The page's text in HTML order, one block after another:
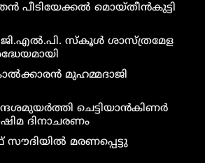
പീടിയേക്കൽ മൊയ്തീൻകുട്ടി
ജി.എൽ.പി. സ്കൂൾ ശാസ്ത്രമേള
മുഹമ്മദാജി
ചെട്ടിയാൻകിണർ
ദിനാചരണം
മരണപ്പെട്ടു